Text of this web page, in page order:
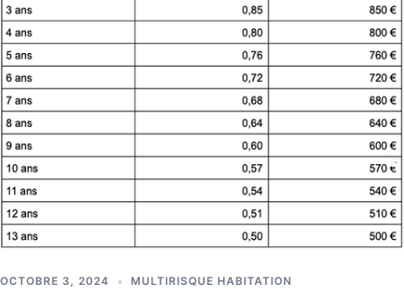
OCTOBRE 3, 2024 MULTIRISQUE HABITATION